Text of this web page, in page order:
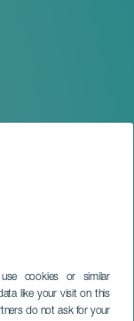
cookies or similar
like your visit on this
do not ask for your